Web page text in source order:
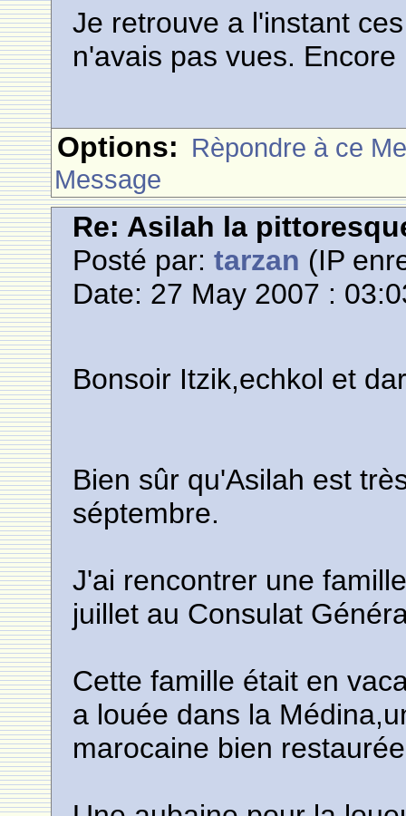
Je retrouve a l'instant
n'avais pas vues.
Options: Rèpondre à ce
Message
Re: Asilah la
Posté par:tarzan (IP
Date: 27 May 2007 :
Bonsoir Itzik,echkol et
Bien sûr qu'Asilah est
séptembre.
J'ai rencontrer une
juillet au Consulat
Cette famille était en
a louée dans la
marocaine bien